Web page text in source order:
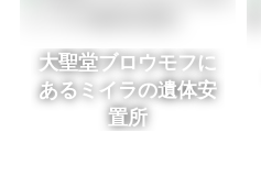
大聖堂ブロウモフに
あるミイラの遺体安
置所